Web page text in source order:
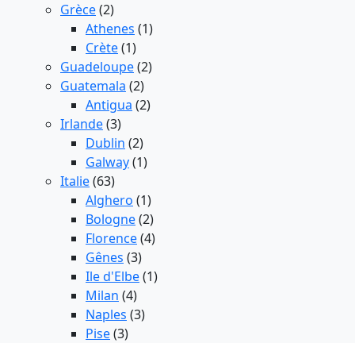
Grèce(2)
Athenes (1)
Crète(1)
Guadeloupe(2)
Guatemala (2)
Antigua (2)
Irlande(3)
Dublin (2)
Galway(1)
Italie(63)
Alghero (1)
Bologne(2)
Florence(4)
Gênes (3)
Ile d'Elbe(1)
Milan (4)
Naples (3)
Pise(3)